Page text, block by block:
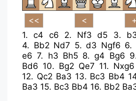
1.c4 c6 2. Nf3 d5 3.
4. Bb2 Nd7 5.d3 Ngf6 6.
e6 7. h3 Bh5 8.g4 Bg6
Bd6 10. Bg2 Qe7 11. Nxg6
12. Qc2 Ba3 13. Bc3 Bb4
Ba3 15. Bc3 Bb4 16. Bb2